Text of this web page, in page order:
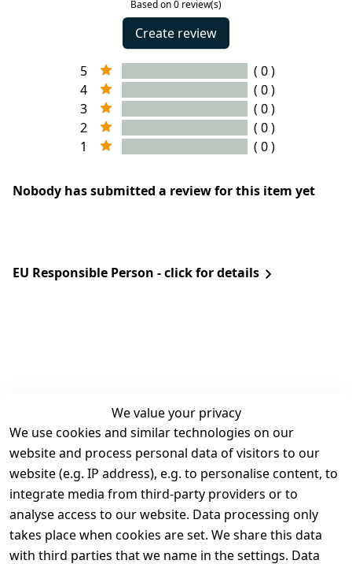
Based on 0 review(s)
Create review
5
( 0 )
4
( 0 )
3
( 0 )
2
( 0 )
1
( 0 )
Nobody has submitted a review for this item yet
EU Responsible Person - click for details
We value your privacy
We use cookies and similar technologies on our
website and process personal data of visitors to our
website (e.g. IP address), e.g. to personalise content, to
integrate media from third-party providers or to
analyse access to our website. Data processing only
takes place when cookies are set. We share this data
with third parties that we name in the settings. Data
Legal
Terms and
Conditions
Legal
disclosure
Privacy Policy
Contact
Register